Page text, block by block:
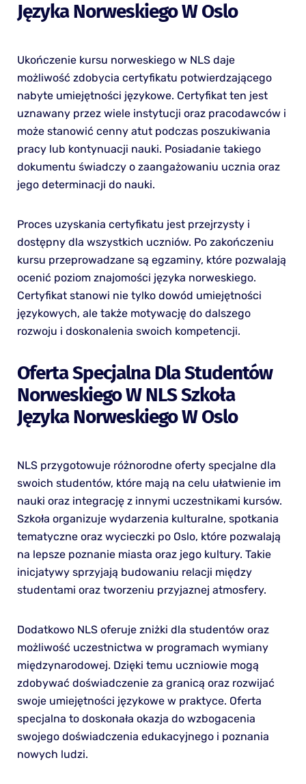
Języka Norweskiego W Oslo
Ukończenie kursu norweskiego w NLS daje
możliwość zdobycia certyfikatu potwierdzającego
nabyte umiejętności językowe. Certyfikat ten jest
uznawany przez wiele instytucji oraz pracodawców i
może stanowić cenny atut podczas poszukiwania
pracy lub kontynuacji nauki. Posiadanie takiego
dokumentu świadczy o zaangażowaniu ucznia oraz
jego determinacji do nauki.
Proces uzyskania certyfikatu jest przejrzysty i
dostępny dla wszystkich uczniów. Po zakończeniu
kursu przeprowadzane są egzaminy, które pozwalają
ocenić poziom znajomości języka norweskiego.
Certyfikat stanowi nie tylko dowód umiejętności
językowych, ale także motywację do dalszego
rozwoju i doskonalenia swoich kompetencji.
Oferta Specjalna Dla Studentów
Norweskiego W NLS Szkoła
Języka Norweskiego W Oslo
NLS przygotowuje różnorodne oferty specjalne dla
swoich studentów, które mają na celu ułatwienie im
nauki oraz integrację z innymi uczestnikami kursów.
Szkoła organizuje wydarzenia kulturalne, spotkania
tematyczne oraz wycieczki po Oslo, które pozwalają
na lepsze poznanie miasta oraz jego kultury. Takie
inicjatywy sprzyjają budowaniu relacji między
studentami oraz tworzeniu przyjaznej atmosfery.
Dodatkowo NLS oferuje zniżki dla studentów oraz
możliwość uczestnictwa w programach wymiany
międzynarodowej. Dzięki temu uczniowie mogą
zdobywać doświadczenie za granicą oraz rozwijać
swoje umiejętności językowe w praktyce. Oferta
specjalna to doskonała okazja do wzbogacenia
swojego doświadczenia edukacyjnego i poznania
nowych ludzi.